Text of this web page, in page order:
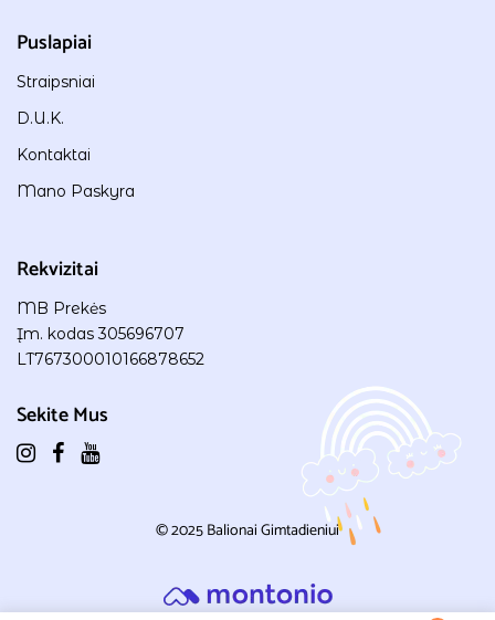
Puslapiai
Straipsniai
D.U.K.
Kontaktai
Mano Paskyra
Rekvizitai
MB Prekės
Įm. kodas 305696707
LT767300010166878652
Sekite Mus
© 2025Balionai Gimtadieniui